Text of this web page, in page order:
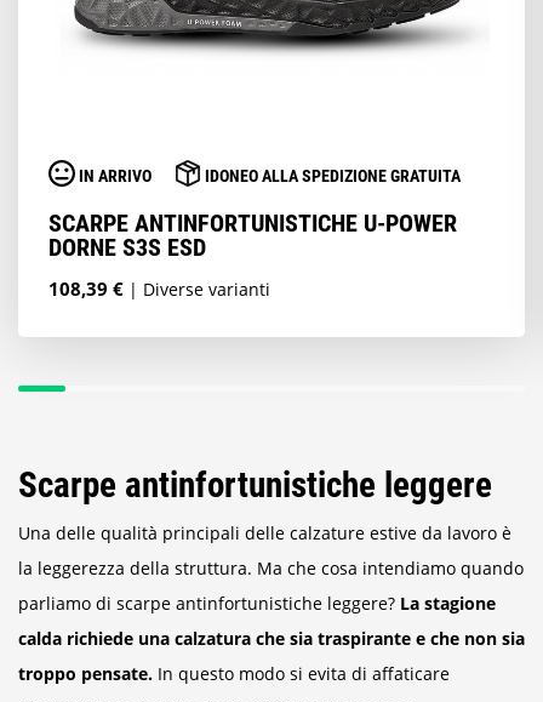
IN ARRIVO IDONEO ALLA SPEDIZIONE GRATUITA
SCARPE ANTINFORTUNISTICHE U-POWER
DORNE S3S ESD
108,39 € | Diverse varianti
Scarpe antinfortunistiche leggere
Una delle qualità principali delle calzature estive da lavoro è
la leggerezza della struttura. Ma che cosa intendiamo quando
parliamo di scarpe antinfortunistiche leggere? La stagione
calda richiede una calzatura che sia traspirante e che non sia
troppo pensate. In questo modo si evita di affaticare